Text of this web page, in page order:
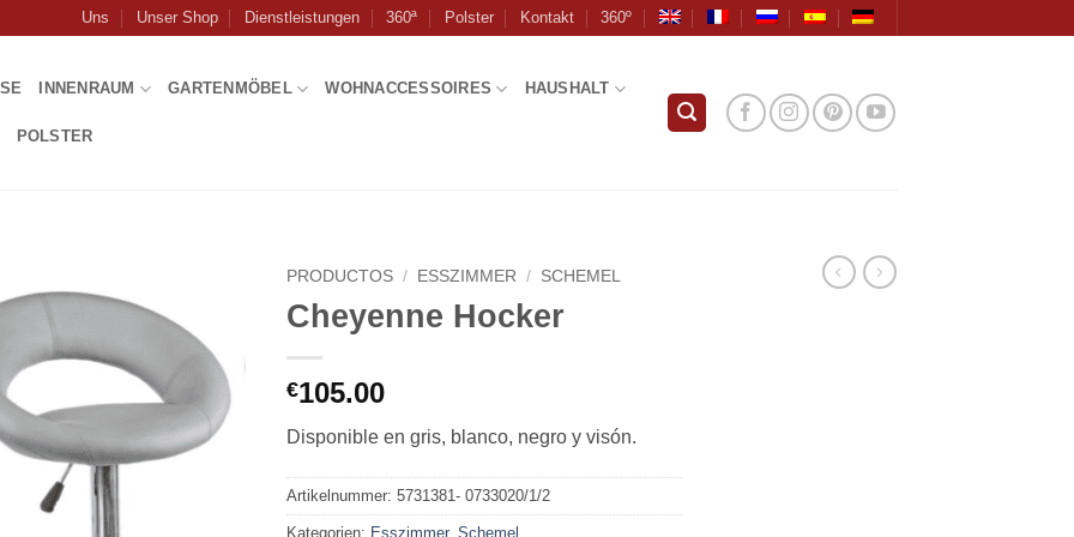
Uns Unser Shop Dienstleistungen 360ª Polster Kontakt 360º
INNENRAUM GARTENMÖBEL WOHNACCESSOIRES HAUSHALT
POLSTER
PRODUCTOS / ESSZIMMER / SCHEMEL
Cheyenne Hocker
€105.00
Disponible en gris, blanco, negro y visón.
Artikelnummer: 5731381- 0733020/1/2
Kategorien: Esszimmer, Schemel